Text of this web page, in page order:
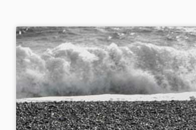
Kerste.de
Astronomie, Nordlichter und mehr